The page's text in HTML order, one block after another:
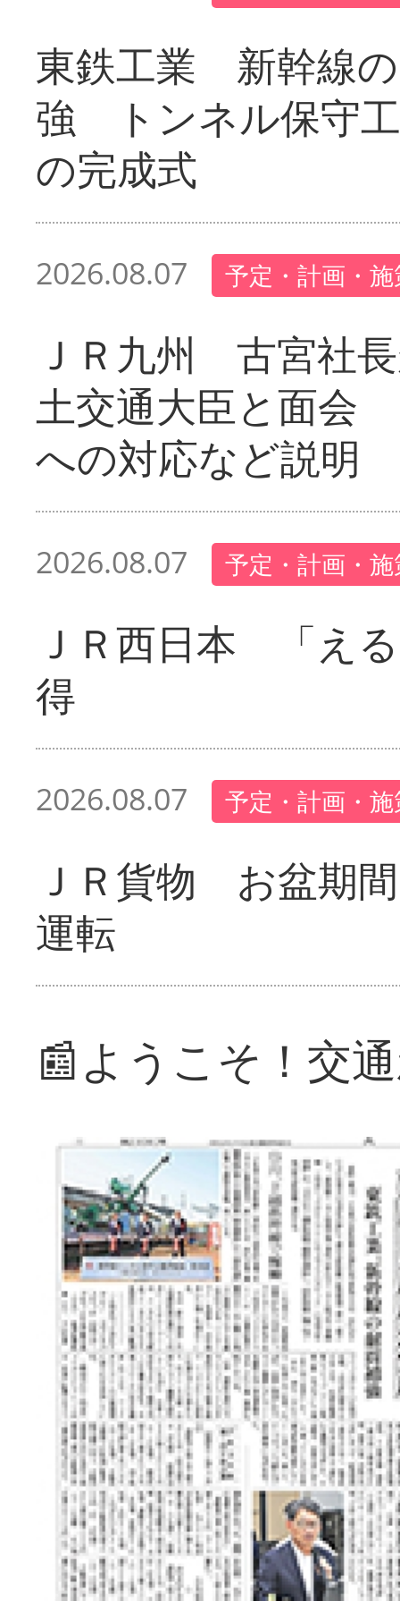
東鉄工業 新幹線
強 トンネル保守
の完成式
2026.08.07 予定・計画・
ＪＲ九州 古宮社
土交通大臣と面会
への対応など説明
2026.08.07 予定・計画・
ＪＲ西日本 「え
得
2026.08.07 予定・計画・
ＪＲ貨物 お盆期
運転
📰ようこそ！交